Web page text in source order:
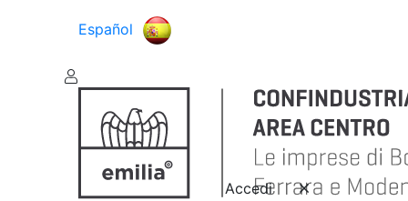
Español
Accedi